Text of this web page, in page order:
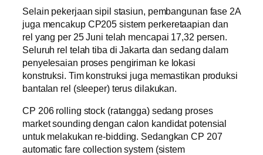
Selain pekerjaan sipil stasiun, pembangunan fase 2A
juga mencakup CP205 sistem perkeretaapian dan
rel yang per 25 Juni telah mencapai 17,32 persen.
Seluruh rel telah tiba di Jakarta dan sedang dalam
penyelesaian proses pengiriman ke lokasi
konstruksi. Tim konstruksi juga memastikan produksi
bantalan rel (sleeper) terus dilakukan.
CP 206 rolling stock (ratangga) sedang proses
market sounding dengan calon kandidat potensial
untuk melakukan re-bidding. Sedangkan CP 207
automatic fare collection system (sistem